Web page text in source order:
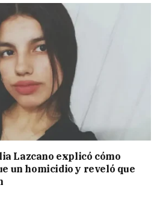
Lazcano explicó cómo
un homicidio y reveló que